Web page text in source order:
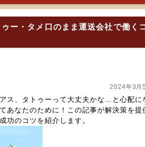
ー・タメ口のまま運送会社で働く
2024年3月
ス、タトゥーって大丈夫かな…と心配に
あなたのために！この記事が解決策を提
功のコツを紹介します。